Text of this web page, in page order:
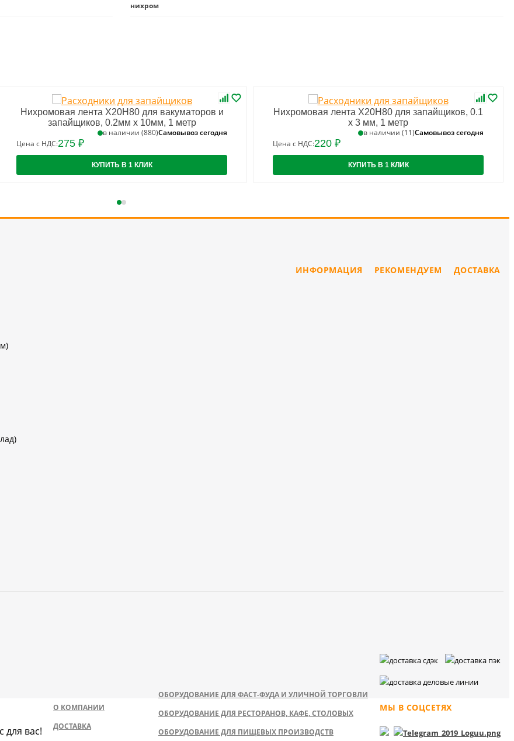
нихром
Нихромовая лента Х20Н80 для вакуматоров и
запайщиков, 0.2мм х 10мм, 1 метр
в наличии (880)Самовывоз сегодня
Цена с НДС:275 ₽
КУПИТЬ В 1 КЛИК
Нихромовая лента Х20Н80 для запайщиков, 0.1
х 3 мм, 1 метр
в наличии (11)Самовывоз сегодня
Цена с НДС:220 ₽
КУПИТЬ В 1 КЛИК
ДОСТАВКА
РЕКОМЕНДУЕМ
ИНФОРМАЦИЯ
МЫ В СОЦСЕТЯХ
ОБОРУДОВАНИЕ ДЛЯ ФАСТ-ФУДА И УЛИЧНОЙ ТОРГОВЛИ
ОБОРУДОВАНИЕ ДЛЯ РЕСТОРАНОВ, КАФЕ, СТОЛОВЫХ
ОБОРУДОВАНИЕ ДЛЯ ПИЩЕВЫХ ПРОИЗВОДСТВ
О КОМПАНИИ
ДОСТАВКА
вас!